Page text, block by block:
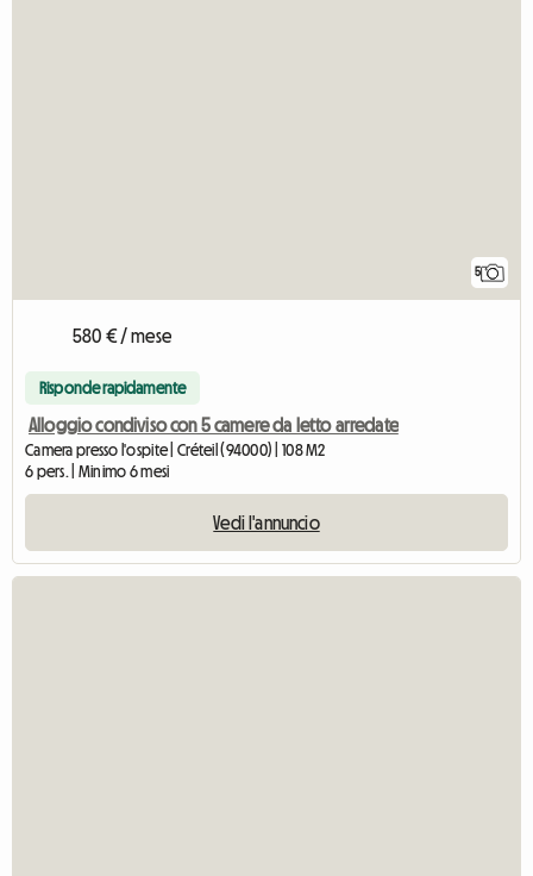
5
580 € / mese
Risponde rapidamente
Alloggio condiviso con 5 camere da letto arredate
Camera presso l'ospite | Créteil (94000) | 108 M2
6 pers. | Minimo 6 mesi
Vedi l'annuncio